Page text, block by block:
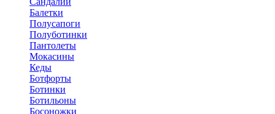
Балетки
Полусапоги
Полуботинки
Пантолеты
Мокасины
Кеды
Ботфорты
Ботинки
Ботильоны
Босоножки